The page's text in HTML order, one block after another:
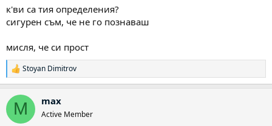
к'ви са тия определения?
сигурен съм, че не го познаваш
мисля, че си прост
Р
е
к
и
Stoyan Dimitrov
M max
Active Member